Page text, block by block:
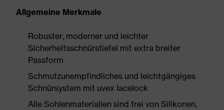
Allgemeine Merkmale
Robuster, moderner und leichter
Sicherheitsschnürstiefel mit extra breiter
Passform
Schmutzunempfindliches und leichtgängiges
Schnürsystem mit uvex lacelock
Alle Sohlenmaterialien sind frei von Silikonen,